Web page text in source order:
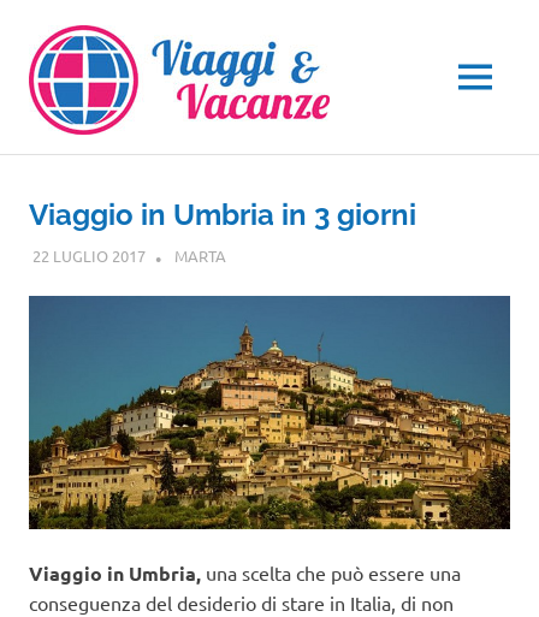
contenuto
MENU
Viaggio in Umbria in 3 giorni
22 LUGLIO 2017 MARTA
Viaggio in Umbria, una scelta che può essere una
conseguenza del desiderio di stare in Italia, di non